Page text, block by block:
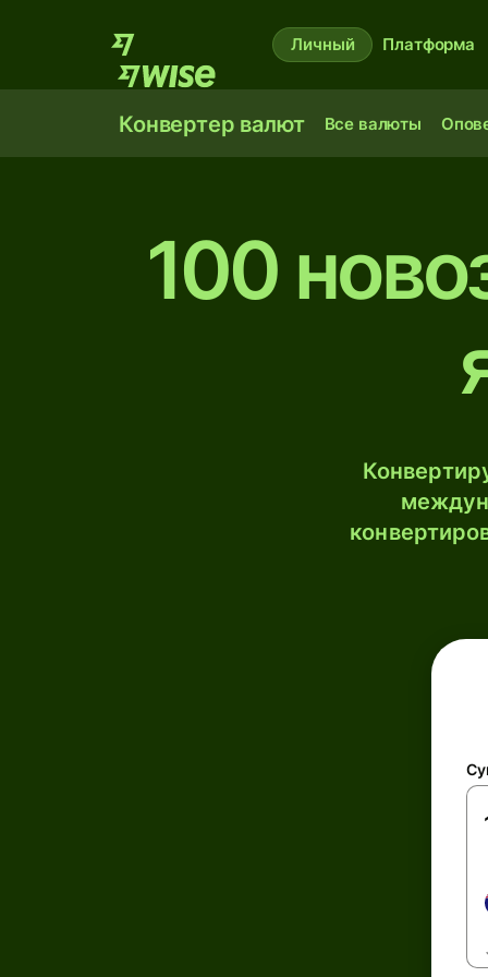
Личный Платформа
Конвертер валют Все валюты
100